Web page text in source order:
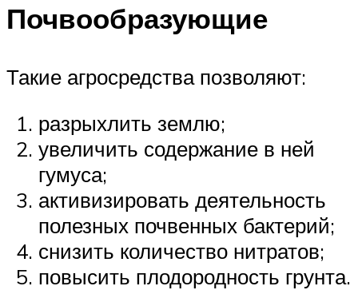
Почвообразующие
Такие агросредства позволяют:
разрыхлить землю;
увеличить содержание в ней
гумуса;
активизировать деятельность
полезных почвенных бактерий;
снизить количество нитратов;
повысить плодородность грунта.